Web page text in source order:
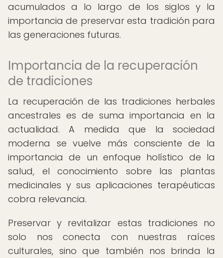
acumulados a lo largo de los siglos y la
importancia de preservar esta tradición para
las generaciones futuras.
Importancia de la recuperación
de tradiciones
La recuperación de las tradiciones herbales
ancestrales es de suma importancia en la
actualidad. A medida que la sociedad
moderna se vuelve más consciente de la
importancia de un enfoque holístico de la
salud, el conocimiento sobre las plantas
medicinales y sus aplicaciones terapéuticas
cobra relevancia.
Preservar y revitalizar estas tradiciones no
solo nos conecta con nuestras raíces
culturales, sino que también nos brinda la